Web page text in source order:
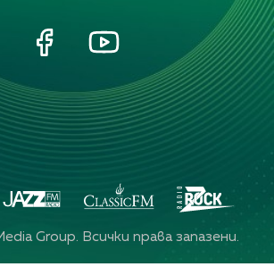
Group. Всички права запазени.